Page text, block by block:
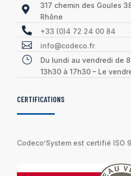

317 chemin des Goules
Rhône
 +33 (0)4 72 24 00 84
 info@codeco.fr
}
Du lundi au vendredi de
13h30 à 17h30 – Le
CERTIFICATIONS
Codeco’System est certifié ISO